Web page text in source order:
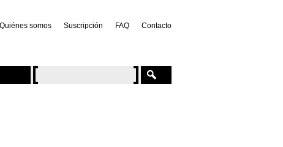
Quiénes somos Suscripción FAQ Contacto